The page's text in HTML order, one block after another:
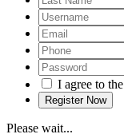
I agree to
Please wait...